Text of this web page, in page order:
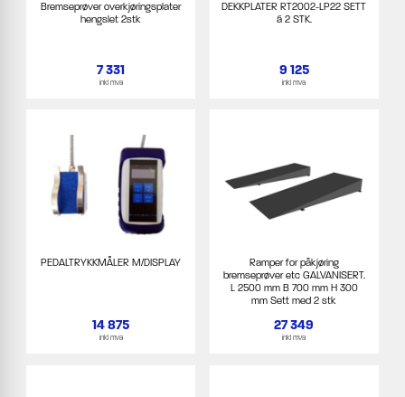
Bremseprøver overkjøringsplater
hengslet 2stk
7 331
inkl mva
DEKKPLATER RT2002-LP22 SETT
á 2 STK.
9 125
inkl mva
PEDALTRYKKMÅLER M/DISPLAY
14 875
inkl mva
Ramper for påkjøring
bremseprøver etc GALVANISERT.
L 2500 mm B 700 mm H 300
mm Sett med 2 stk
27 349
inkl mva